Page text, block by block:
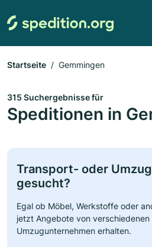
Startseite Gemmingen
315 Suchergebnisse für
Speditionen in
Transport- oder
gesucht?
Egal ob Möbel, Werkstoffe oder
jetzt Angebote von
Umzugunternehmen erhalten.